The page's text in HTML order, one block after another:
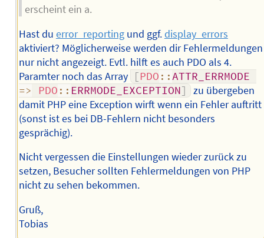
erscheint ein a.
Hast du error_reportingund ggf.display_errors
aktiviert? Möglicherweise werden dir Fehlermeldungen
nur nicht angezeigt. Evtl. hilft es auch PDO als 4.
Paramter noch das Array [PDO ::ATTR_ERRMODE
=>
PDO :: ERRMODE_EXCEPTION]
zu übergeben
damit PHP eine Exception wirft wenn ein Fehler auftritt
(sonst ist es bei DB-Fehlern nicht besonders
gesprächig).
Nicht vergessen die Einstellungen wieder zurück zu
setzen, Besucher sollten Fehlermeldungen von PHP
nicht zu sehen bekommen.
Gruß,
Tobias